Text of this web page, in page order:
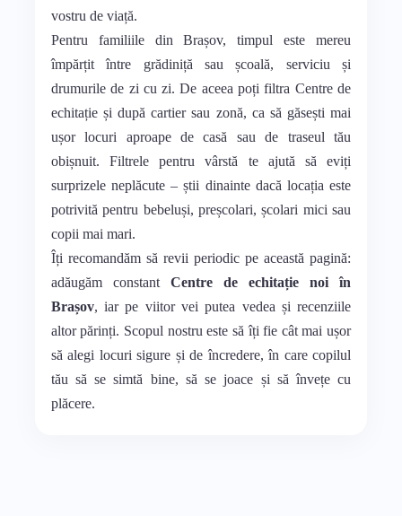
vostru de viață.
Pentru familiile din Brașov, timpul este mereu
împărțit între grădiniță sau școală, serviciu și
drumurile de zi cu zi. De aceea poți filtra Centre de
echitație și după cartier sau zonă, ca să găsești mai
ușor locuri aproape de casă sau de traseul tău
obișnuit. Filtrele pentru vârstă te ajută să eviți
surprizele neplăcute – știi dinainte dacă locația este
potrivită pentru bebeluși, preșcolari, școlari mici sau
copii mai mari.
Îți recomandăm să revii periodic pe această pagină:
adăugăm constant Centre de echitație noi în
Brașov, iar pe viitor vei putea vedea și recenziile
altor părinți. Scopul nostru este să îți fie cât mai ușor
să alegi locuri sigure și de încredere, în care copilul
tău să se simtă bine, să se joace și să învețe cu
plăcere.